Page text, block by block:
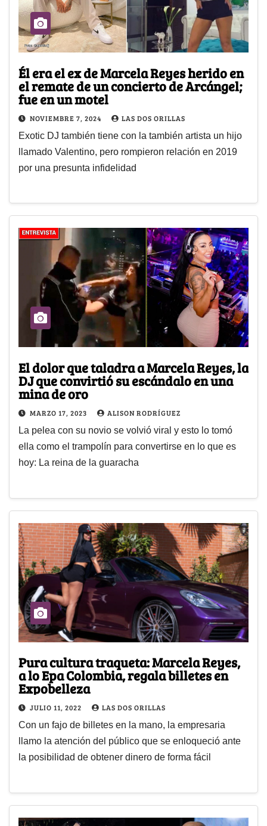
Él era el ex de Marcela Reyes herido en
el remate de un concierto de Arcángel;
fue en un motel
NOVIEMBRE 7, 2024 LAS DOS ORILLAS
Exotic DJ también tiene con la también artista un hijo
llamado Valentino, pero rompieron relación en 2019
por una presunta infidelidad
El dolor que taladra a Marcela Reyes, la
DJ que convirtió su escándalo en una
mina de oro
MARZO 17, 2023 ALISON RODRÍGUEZ
La pelea con su novio se volvió viral y esto lo tomó
ella como el trampolín para convertirse en lo que es
hoy: La reina de la guaracha
Pura cultura traqueta: Marcela Reyes,
a lo Epa Colombia, regala billetes en
Expobelleza
JULIO 11, 2022 LAS DOS ORILLAS
Con un fajo de billetes en la mano, la empresaria
llamo la atención del público que se enloqueció ante
la posibilidad de obtener dinero de forma fácil